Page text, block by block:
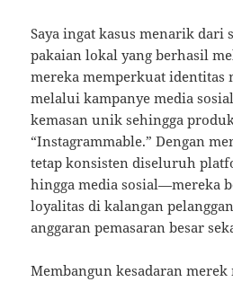
Saya ingat kasus menarik dari
pakaian lokal yang berhasil
mereka memperkuat identitas
melalui kampanye media
kemasan unik sehingga
“Instagrammable.” Dengan
tetap konsisten diseluruh
hingga media sosial—mereka
loyalitas di kalangan
anggaran pemasaran besar
Membangun kesadaran